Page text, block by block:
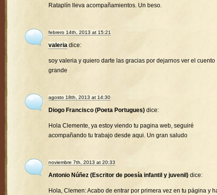
Rataplín lleva acompañamientos. Un beso.
febrero 14th, 2013 at 15:21
valeria dice:
soy valeria y quiero darte las gracias por dejarnos ver el cuento
grande
agosto 18th, 2013 at 14:30
Diogo Francisco (Poeta Portugues) dice:
Hola Clemente, ya estoy viendo tu pagina web, seguiré
acompañando tu trabajo desde aqui. Un gran saludo
noviembre 7th, 2013 at 20:33
Antonio Núñez (Escritor de poesía infantil y juvenil) dice:
Hola, Clemen: Acabo de entrar por primera vez en tu página y